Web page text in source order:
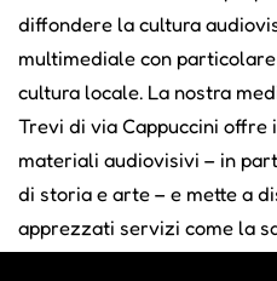
diffondere la cultura
multimediale con
cultura locale. La nostra
Trevi di via Cappuccini
materiali audiovisivi – in
di storia e arte – e mette a
apprezzati servizi come la